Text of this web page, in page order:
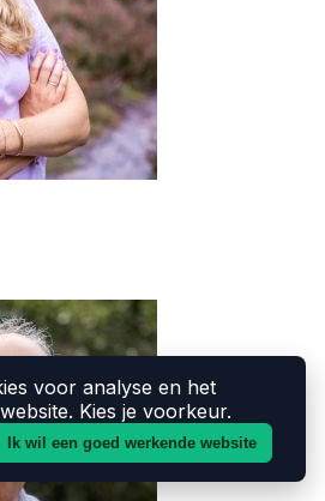
voor analyse en het
Kies je voorkeur.
Ik wil een goed werkende website